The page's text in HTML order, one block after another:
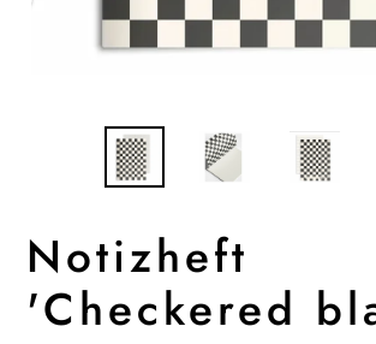
Notizheft
'Checkered